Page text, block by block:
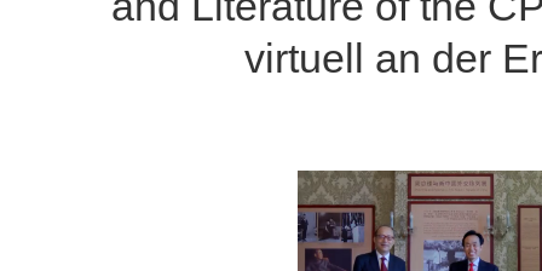
virtuell an der